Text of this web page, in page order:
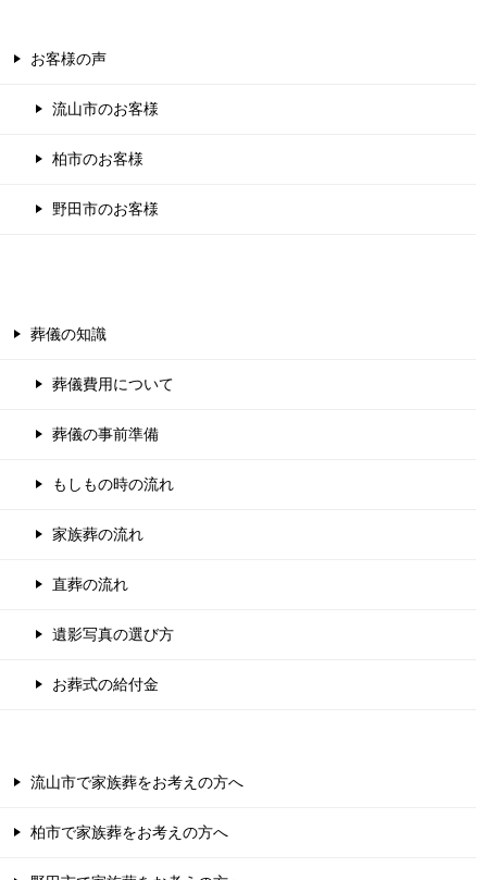
お客様の声
流山市のお客様
柏市のお客様
野田市のお客様
葬儀の知識
葬儀費用について
葬儀の事前準備
もしもの時の流れ
家族葬の流れ
直葬の流れ
遺影写真の選び方
お葬式の給付金
流山市で家族葬をお考えの方へ
柏市で家族葬をお考えの方へ